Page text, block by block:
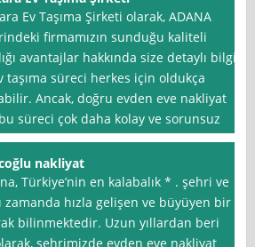
Ev Taşıma Şirketi olarak, ADANA
firmamızın sunduğu kaliteli
avantajlar hakkında size detaylı bilgi
taşıma süreci herkes için oldukça
Ancak, doğru evden eve nakliyat
süreci çok daha kolay ve sorunsuz
nakliyat
Türkiye’nin en kalabalık * . şehri ve
zamanda hızla gelişen ve büyüyen bir
bilinmektedir. Uzun yıllardan beri
şehrimizde evden eve nakliyat